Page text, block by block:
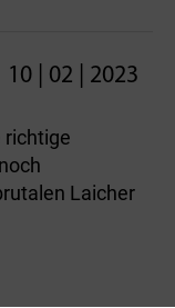
10 | 02 | 2023
richtige
Laicher